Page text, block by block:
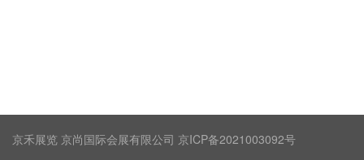
京禾展览 京尚国际会展有限公司 京ICP备2021003092号